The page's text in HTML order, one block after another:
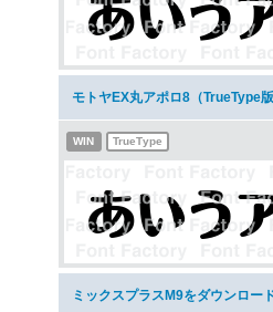
モトヤEX丸アポロ8（TrueType
WIN TrueType
ミックスプラスM9をダウンロー